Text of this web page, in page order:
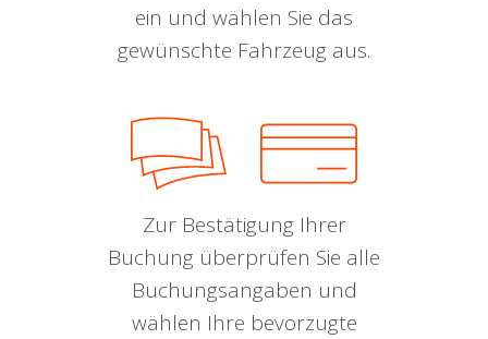
ein und wählen Sie das
gewünschte Fahrzeug aus.
Zur Bestätigung Ihrer
Buchung überprüfen Sie alle
Buchungsangaben und
wählen Ihre bevorzugte